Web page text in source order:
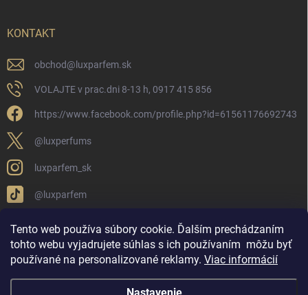
Tento web používa súbory cookie. Ďalším prechádzaním
tohto webu vyjadrujete súhlas s ich používaním môžu byť
používané na personalizované reklamy. Viac informácií
KONTAKT
obchod@ luxparfem.sk
VOLAJTE v prac.dni 8-13 h, 0917 415 856
https://www.facebook.com/profile.php?id=61561176692743
@luxperfums
luxparfem_sk
@luxparfem
LUX PARFÉM NOVÁKY
Lux Parfém Skupina na FB
Lux Parfum - Česká Republika
Lux Parfumok - Hungary